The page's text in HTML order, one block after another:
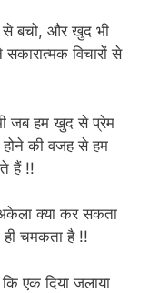
से बचो, और खुद भी
विचारों से
जब हम खुद से प्रेम
की वजह से हम
हैं !!
क्या कर सकता
चमकता है !!
एक दिया जलाया